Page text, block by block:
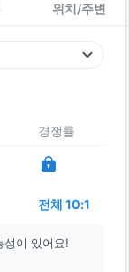
위치/주변
경쟁률
전체 10:1
성이 있어요!